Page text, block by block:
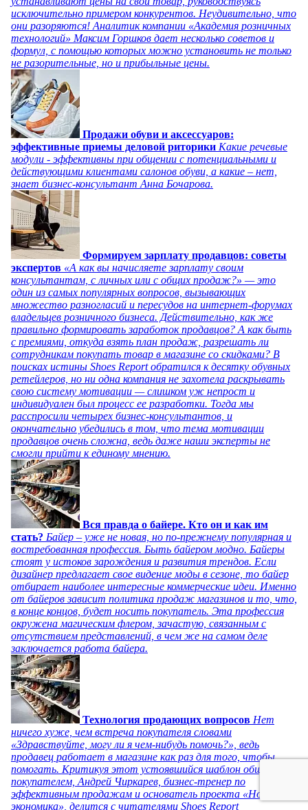
исключительно примером конкурентов. Неудивительно, что
они разоряются! Аналитик компании «Академия розничных
технологий» Максим Горшков дает несколько советов и
формул, с помощью которых можно установить не только
не разорительные, но и прибыльные цены.
Продажи обуви и аксессуаров:
эффективные приемы деловой риторики Какие речевые
модули - эффективны при общении с потенциальными и
действующими клиентами салонов обуви, а какие – нет,
знает бизнес-консультант Анна Бочарова.
Формируем зарплату продавцов: советы
экспертов «А как вы начисляете зарплату своим
консультантам, с личных или с общих продаж?» — это
один из самых популярных вопросов, вызывающих
множество разногласий и пересудов на интернет-форумах
владельцев розничного бизнеса. Действительно, как же
правильно формировать заработок продавцов? А как быть
с премиями, откуда взять план продаж, разрешать ли
сотрудникам покупать товар в магазине со скидками? В
поисках истины Shoes Report обратился к десятку обувных
ретейлеров, но ни одна компания не захотела раскрывать
свою систему мотивации — слишком уж непрост и
индивидуален был процесс ее разработки. Тогда мы
расспросили четырех бизнес-консультантов, и
окончательно убедились в том, что тема мотивации
продавцов очень сложна, ведь даже наши эксперты не
смогли прийти к единому мнению.
Вся правда о байере. Кто он и как им
стать? Байер – уже не новая, но по-прежнему популярная и
востребованная профессия. Быть байером модно. Байеры
стоят у истоков зарождения и развития трендов. Если
дизайнер предлагает свое видение моды в сезоне, то байер
отбирает наиболее интересные коммерческие идеи. Именно
от байеров зависит политика продаж магазинов и то, что,
в конце концов, будет носить покупатель. Эта профессия
окружена магическим флером, зачастую, связанным с
отсутствием представлений, в чем же на самом деле
заключается работа байера.
Технология продающих вопросов Нет
ничего хуже, чем встреча покупателя словами
«Здравствуйте, могу ли я чем-нибудь помочь?», ведь
продавец работает в магазине как раз для того, чтобы
помогать. Критикуя этот устоявшийся шаблон общения с
покупателем, Андрей Чиркарев, бизнес-тренер по
эффективным продажам и основатель проекта «Новая
экономика», делится с читателями Shoes Report